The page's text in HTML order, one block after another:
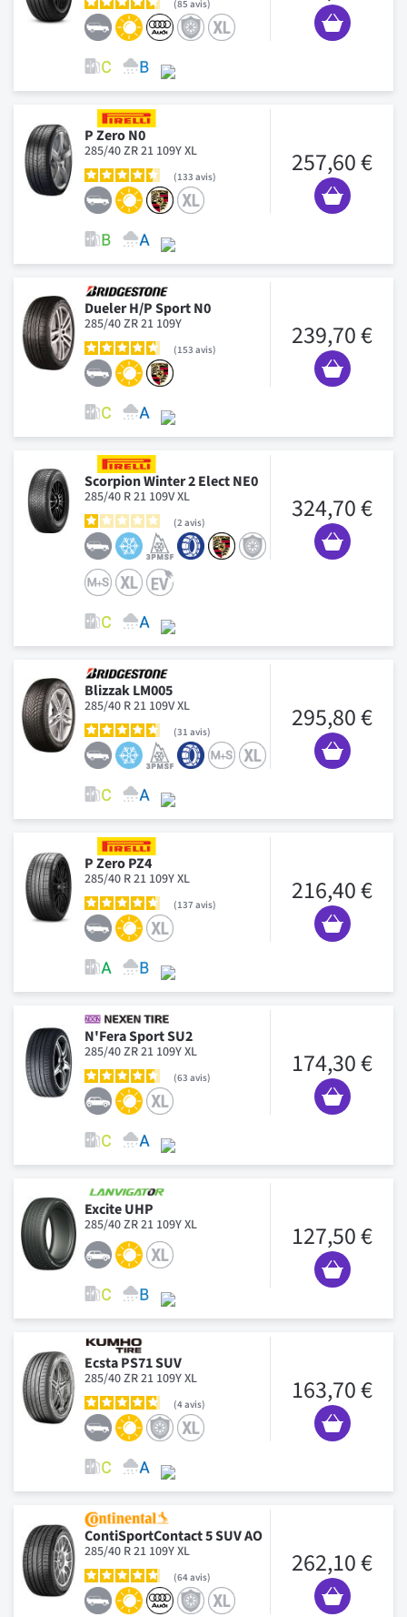
85 avis
P Zero N0
285/40 ZR 21 109Y XL
133 avis 257,60 €
Dueler H/P Sport N0
285/40 ZR 21 109Y
153 avis 239,70 €
Scorpion Winter 2 Elect NE0
285/40 R 21 109V XL
2 avis 324,70 €
Blizzak LM005
285/40 R 21 109V XL
31 avis 295,80 €
P Zero PZ4
285/40 R 21 109Y XL
137 avis 216,40 €
N'Fera Sport SU2
285/40 ZR 21 109Y XL
63 avis 174,30 €
Excite UHP
285/40 ZR 21 109Y XL 127,50 €
Ecsta PS71 SUV
285/40 ZR 21 109Y XL
4avis 163,70 €
ContiSportContact 5 SUV AO
285/40 R 21 109Y XL
64avis 262,10 €